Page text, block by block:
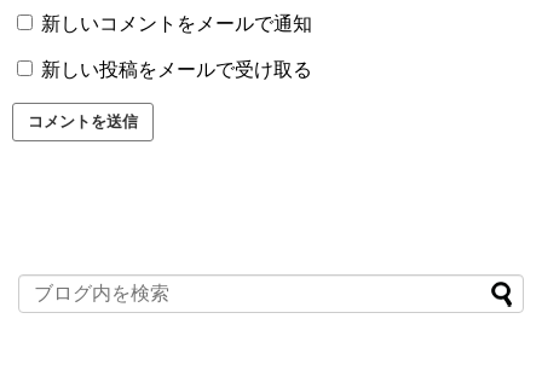
新しいコメントをメールで通知
新しい投稿をメールで受け取る